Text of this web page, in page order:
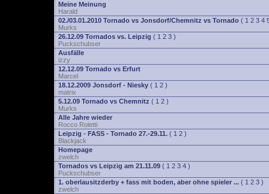
Meine Meinung
Harald
02./03.01.2010 Tornado vs Jonsdorf/Chemnitz vs Tornado ( 1 2 3 4
Murks
26.12.09 Tornados vs. Leipzig ( 1 2 3 )
Puckschubser
Ausfälle
izzy
12.12.09 Tornado vs Erfurt
Marcel
18.12.2009 Jonsdorf - Niesky ( 1 2 )
matrix
5.12.09 Tornado vs Chemnitz ( 1 2 )
Murks
Alle Jahre wieder
Rocco Roletti
Leipzig - FASS - Tornado 27.-29.11. ( 1 2 )
Blackjack
Homepage
zwelch
Tornados vs Leipzig am 21.11.09 ( 1 2 3 4 )
Puckschubser
1. oberlausitzderby + fass mit boden, aber ohne spieler ... ( 1 2 3 )
zwelch